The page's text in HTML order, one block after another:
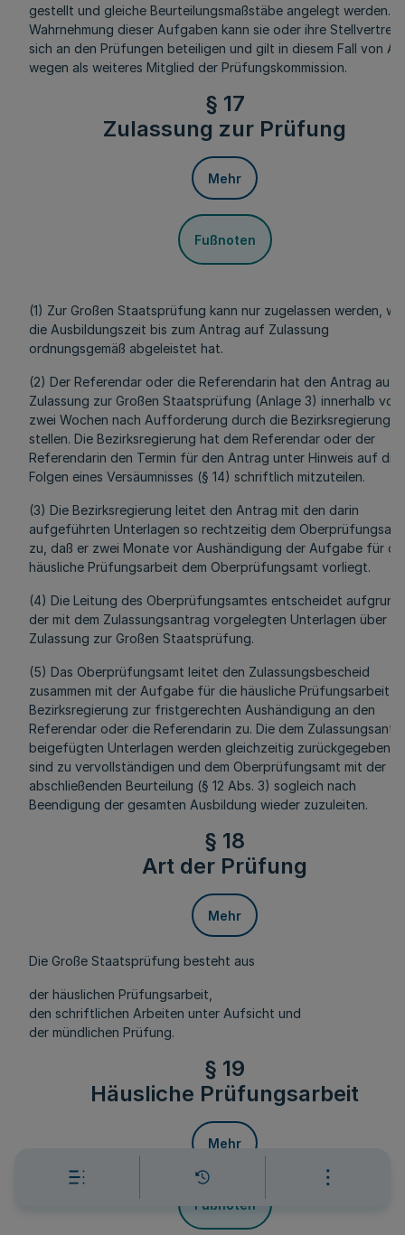
gestellt und gleiche Beurteilungsmaßstäbe angelegt werden.
Wahrnehmung dieser Aufgaben kann sie oder ihre
sich an den Prüfungen beteiligen und gilt in diesem Fall von
wegen als weiteres Mitglied der Prüfungskommission.
§ 17
Zulassung zur Prüfung
Mehr
Fußnoten
(1) Zur Großen Staatsprüfung kann nur zugelassen werden,
die Ausbildungszeit bis zum Antrag auf Zulassung
ordnungsgemäß abgeleistet hat.
(2) Der Referendar oder die Referendarin hat den Antrag auf
Zulassung zur Großen Staatsprüfung (Anlage 3) innerhalb von
zwei Wochen nach Aufforderung durch die Bezirksregierung
stellen. Die Bezirksregierung hat dem Referendar oder der
Referendarin den Termin für den Antrag unter Hinweis auf die
Folgen eines Versäumnisses (§ 14) schriftlich mitzuteilen.
(3) Die Bezirksregierung leitet den Antrag mit den darin
aufgeführten Unterlagen so rechtzeitig dem
zu, daß er zwei Monate vor Aushändigung der Aufgabe für die
häusliche Prüfungsarbeit dem Oberprüfungsamt vorliegt.
(4) Die Leitung des Oberprüfungsamtes entscheidet aufgrund
der mit dem Zulassungsantrag vorgelegten Unterlagen über
Zulassung zur Großen Staatsprüfung.
(5) Das Oberprüfungsamt leitet den Zulassungsbescheid
zusammen mit der Aufgabe für die häusliche Prüfungsarbeit
Bezirksregierung zur fristgerechten Aushändigung an den
Referendar oder die Referendarin zu. Die dem
beigefügten Unterlagen werden gleichzeitig zurückgegeben.
sind zu vervollständigen und dem Oberprüfungsamt mit der
abschließenden Beurteilung (§ 12 Abs. 3) sogleich nach
Beendigung der gesamten Ausbildung wieder zuzuleiten.
§ 18
Art der Prüfung
Mehr
Die Große Staatsprüfung besteht aus
der häuslichen Prüfungsarbeit,
den schriftlichen Arbeiten unter Aufsicht und
der mündlichen Prüfung.
§ 19
Häusliche Prüfungsarbeit
Mehr
Fußnoten